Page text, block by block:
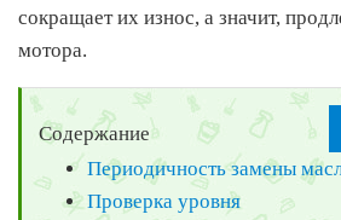
сокращает их износ, а значит,
мотора.
Содержание
Периодичность замены
Проверка уровня